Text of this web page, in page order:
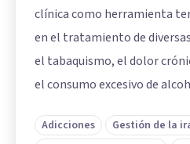
clínica como herramienta
en el tratamiento de
el tabaquismo, el dolor
el consumo excesivo de
Adicciones Gestión de la